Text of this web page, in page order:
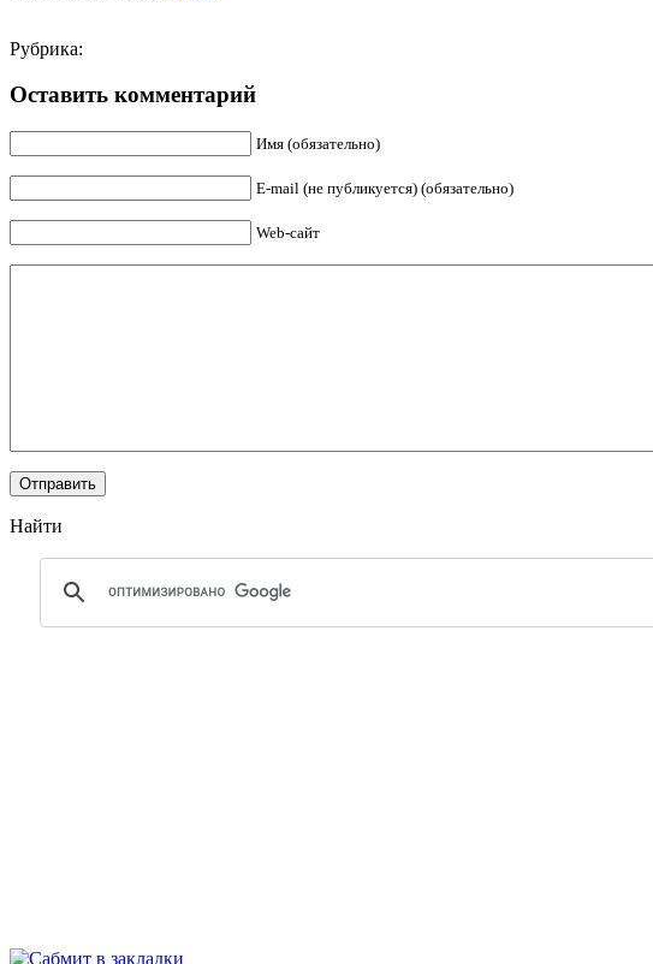
Рубрика:
Оставить комментарий
Имя (обязательно)
E-mail (не публикуется) (обязательно)
Web-сайт
Найти